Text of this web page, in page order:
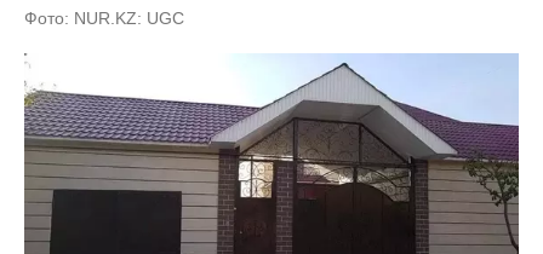
Фото: NUR.KZ: UGC